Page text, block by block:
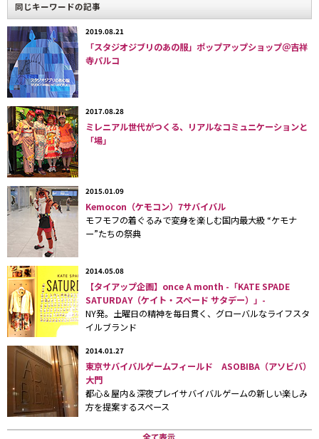
GARTER（ガーター）の江幡晃四郎さんによるコスチュームジュエリー。
同じキーワードの記事
2019.08.21
「スタジオジブリのあの服」ポップアップショップ＠吉祥
寺パルコ
2017.08.28
ミレニアル世代がつくる、リアルなコミュニケーションと
「場」
2015.01.09
Kemocon（ケモコン）7サバイバル
モフモフの着ぐるみで変身を楽しむ国内最大級 “ケモナ
ー”たちの祭典
2014.05.08
【タイアップ企画】once A month -「KATE SPADE
SATURDAY（ケイト・スペード サタデー）」-
NY発。土曜日の精神を毎日貫く、グローバルなライフスタ
イルブランド
2014.01.27
東京サバイバルゲームフィールド ASOBIBA（アソビバ）
大門
都心＆屋内＆深夜プレイサバイバルゲームの新しい楽しみ
方を提案するスペース